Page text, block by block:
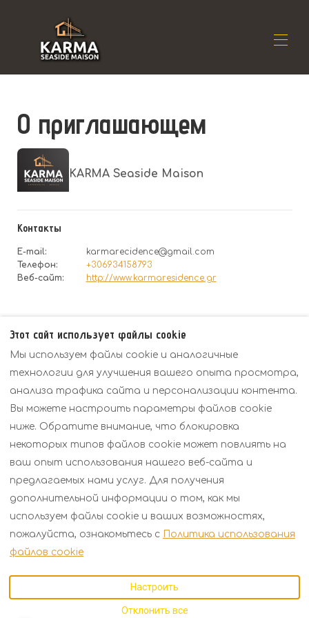
Резиденция ▾
Расположение ▾
Отзывы ▾
О приглашающем
KARMA Seaside Maison
Контакты
E-mail:
karmarecidence@gmail.com
Телефон:
+306934158793
Веб-сайт: http://www.karmaresidence.gr
The ContactForm component failed to load. Try
refreshing the page.
Политики
Контакты
Russian EUR +30 6934158793
Kavalas 2, Porto Fino,
Thessaloniki, Греция
E-mail:
karmarecidence@gmail.
защищены- Powered
by Lodgify
Этот сайт использует файлы cookie
Мы используем файлы cookie и аналогичные
технологии для улучшения вашего опыта просмотра,
анализа трафика сайта и персонализации контента.
Вы можете настроить параметры файлов cookie
ниже. Обратите внимание, что блокировка
некоторых типов файлов cookie может повлиять на
ваш опыт использования нашего веб-сайта и
предлагаемых нами услуг. Для получения
дополнительной информации о том, как мы
используем файлы cookie и ваших возможностях,
пожалуйста, ознакомьтесь с Политика использования
файлов cookie
Настроить
Отклонить все